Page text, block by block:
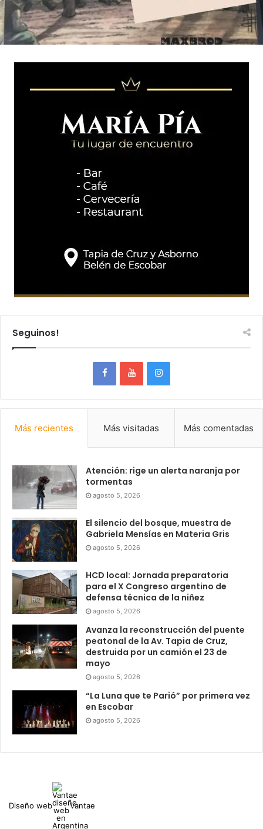
Seguinos!
Más recientes Más visitadas Más comentadas
Atención: rige un alerta naranja por
tormentas
agosto 5, 2026
El silencio del bosque, muestra de
Gabriela Mensías en Materia Gris
agosto 5, 2026
HCD local: Jornada preparatoria
para el X Congreso argentino de
defensa técnica de la niñez
agosto 5, 2026
Avanza la reconstrucción del puente
peatonal de la Av. Tapia de Cruz,
destruida por un camión el 23 de
mayo
agosto 5, 2026
“La Luna que te Parió” por primera vez
en Escobar
agosto 5, 2026
Diseño web Vantae